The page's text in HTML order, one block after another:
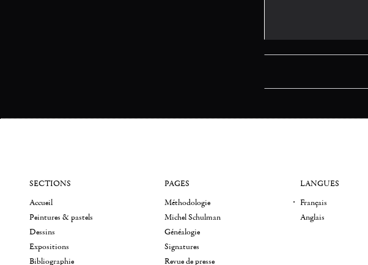
SECTIONS
Accueil
Peintures & pastels
Dessins
Expositions
Bibliographie
PAGES
Méthodologie
Michel Schulman
Généalogie
Signatures
Revue de presse
LANGUES
Français
Anglais